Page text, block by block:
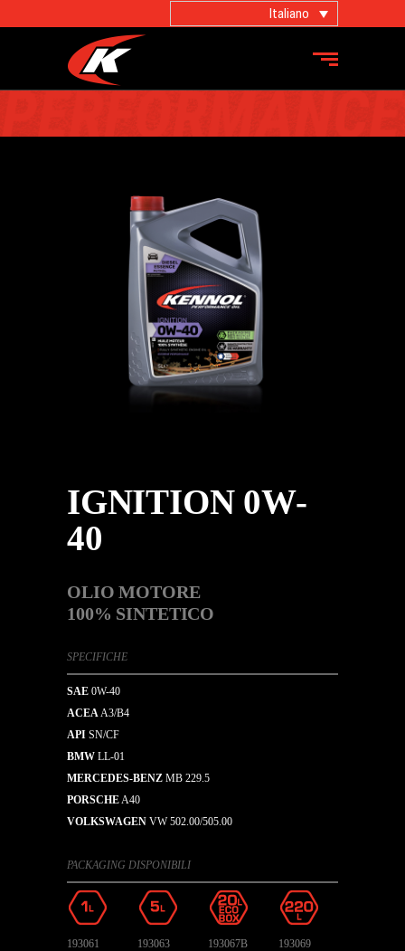
Italiano
PRODOTTI
IGNITION 0W-
40
OLIO MOTORE
100% SINTETICO
SPECIFICHE
SAE 0W-40
ACEAA3/B4
API SN/CF
BMW LL-01
MERCEDES-BENZ MB 229.5
PORSCHEA40
VOLKSWAGEN VW 502.00/505.00
PACKAGING DISPONIBILI
193061 193063 193067B 193069